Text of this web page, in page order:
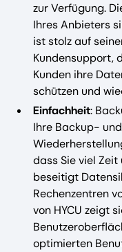
zur Verfügung.
Ihres Anbieters
ist stolz auf
Kundensupport,
Kunden ihre
schützen und
Einfachheit:
Ihre Backup- und
dass Sie viel Zeit
beseitigt
Rechenzentren
von HYCU zeigt
optimierten